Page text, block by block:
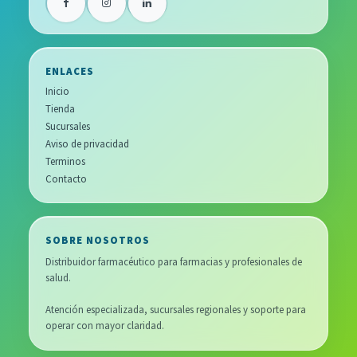
ENLACES
Inicio
Tienda
Sucursales
Aviso de privacidad
Terminos
Contacto
SOBRE NOSOTROS
Distribuidor farmacéutico para farmacias y profesionales de
salud.
Atención especializada, sucursales regionales y soporte para
operar con mayor claridad.